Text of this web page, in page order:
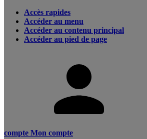
Accès rapides
Accéder au menu
Accéder au contenu principal
Accéder au pied de page
compte Mon compte